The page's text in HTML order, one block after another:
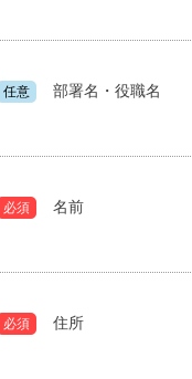
任意
部署名・役職名
必須
名前
必須 住所